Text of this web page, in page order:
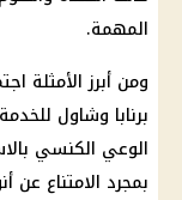
المهمة.
ومن أبرز الأمثلة
برنابا وشاول
الوعي الكنسي
بمجرد الامتناع عن